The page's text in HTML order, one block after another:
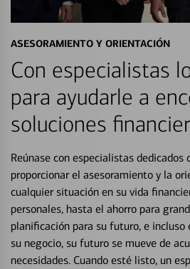
ASESORAMIENTO Y ORIENTACIÓN
Con especialistas
para ayudarle a
soluciones
Reúnase con especialistas dedicados
proporcionar el asesoramiento y la
cualquier situación en su vida
personales, hasta el ahorro para
planificación para su futuro, e
su negocio, su futuro se mueve de
necesidades. Cuando esté listo, un